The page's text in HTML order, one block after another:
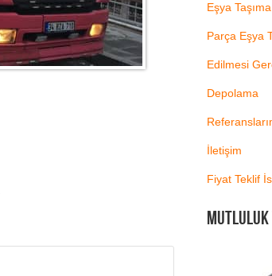
Eşya
Parça Eşya
Edilmesi
Depolama
İletişim
Fiyat Teklif